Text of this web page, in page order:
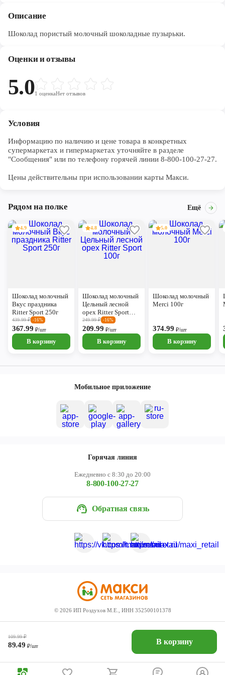
109.99₽
89.49₽/шт В корзину
Описание
Шоколад пористый молочный шоколадные пузырьки.
Оценки и отзывы
5.01 оценкаНет отзывов
Условия
Информацию по наличию и цене товара в конкретных
супермаркетах и гипермаркетах уточняйте в разделе
"Сообщения" или по телефону горячей линии 8-800-100-27-27.
Цены действительны при использовании карты Макси.
Рядом на полке Ещё
4.9
Шоколад молочный
Вкус праздника
Ritter Sport 250г
439.99₽ -16%
367.99 ₽/шт
В корзину
4.8
Шоколад молочный
Цельный лесной
орех Ritter Sport
100г
249.99₽ -16%
209.99 ₽/шт
В корзину
5.0
Шоколад молочный
Merci 100г
374.99 ₽/шт
В корзину
Мобильное приложение
Горячая линия
Ежедневно с 8:30 до 20:00
8-800-100-27-27
Обратная связь
© 2026 ИП Роздухов М.Е., ИНН 352500101378